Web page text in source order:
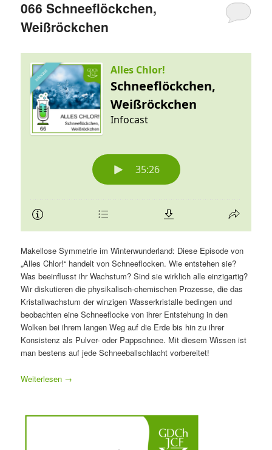
066 Schneeflöckchen,
Weißröckchen
Makellose Symmetrie im Winterwunderland: Diese Episode von
„Alles Chlor!“ handelt von Schneeflocken. Wie entstehen sie?
Was beeinflusst ihr Wachstum? Sind sie wirklich alle einzigartig?
Wir diskutieren die physikalisch-chemischen Prozesse, die das
Kristallwachstum der winzigen Wasserkristalle bedingen und
beobachten eine Schneeflocke von ihrer Entstehung in den
Wolken bei ihrem langen Weg auf die Erde bis hin zu ihrer
Konsistenz als Pulver- oder Pappschnee. Mit diesem Wissen ist
man bestens auf jede Schneeballschlacht vorbereitet!
Weiterlesen →